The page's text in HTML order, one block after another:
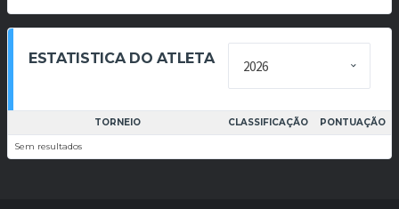
ESTATISTICA DO ATLETA
TORNEIO CLASSIFICAÇÃO PONTUAÇÃO
Sem resultados